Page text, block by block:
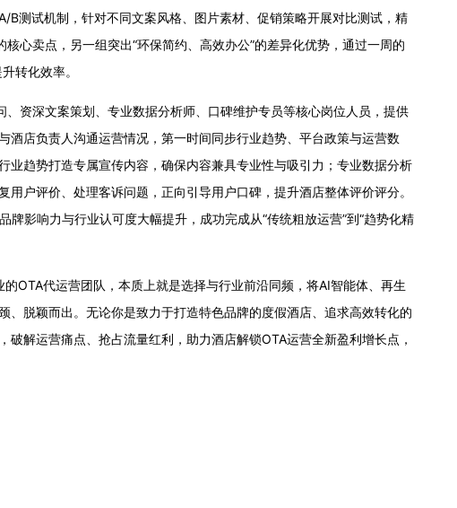
测试机制，针对不同文案风格、图片素材、促销策略开展对比测试，精
心卖点，另一组突出“环保简约、高效办公”的差异化优势，通过一周的
转化效率。
资深文案策划、专业数据分析师、口碑维护专员等核心岗位人员，提供
店负责人沟通运营情况，第一时间同步行业趋势、平台政策与运营数
趋势打造专属宣传内容，确保内容兼具专业性与吸引力；专业数据分析
户评价、处理客诉问题，正向引导用户口碑，提升酒店整体评价评分。
影响力与行业认可度大幅提升，成功完成从“传统粗放运营”到“趋势化精
OTA代运营团队，本质上就是选择与行业前沿同频，将AI智能体、再生
脱颖而出。无论你是致力于打造特色品牌的度假酒店、追求高效转化的
解运营痛点、抢占流量红利，助力酒店解锁OTA运营全新盈利增长点，